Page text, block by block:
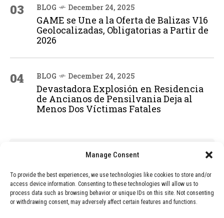
Manage Consent
To provide the best experiences, we use technologies like cookies to store and/or
access device information. Consenting to these technologies will allow us to
process data such as browsing behavior or unique IDs on this site. Not consenting
or withdrawing consent, may adversely affect certain features and functions.
03 BLOG December 24, 2025
GAME se Une a la Oferta de Balizas V16
Geolocalizadas, Obligatorias a Partir de
2026
04 BLOG December 24, 2025
Devastadora Explosión en Residencia
de Ancianos de Pensilvania Deja al
Menos Dos Víctimas Fatales